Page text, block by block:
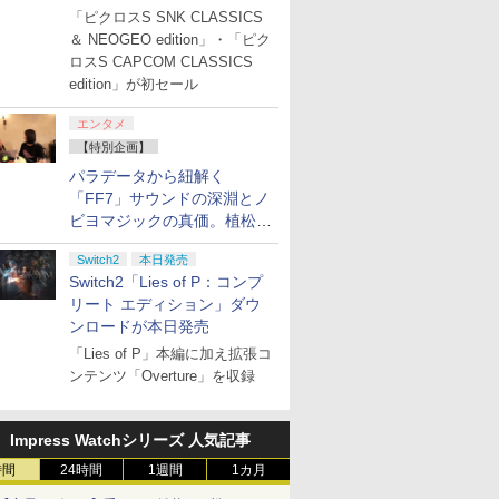
「ジュピターサマーセール
2026」開催
「ピクロスS SNK CLASSICS
＆ NEOGEO edition」・「ピク
ロスS CAPCOM CLASSICS
edition」が初セール
エンタメ
【特別企画】
パラデータから紐解く
「FF7」サウンドの深淵とノ
ビヨマジックの真価。植松伸
夫氏による「ff vol.7」一挙レ
ポート
Switch2 本日発売
Switch2「Lies of P：コンプ
リート エディション」ダウ
ンロードが本日発売
「Lies of P」本編に加え拡張コ
ンテンツ「Overture」を収録
Impress Watchシリーズ 人気記事
24時間 1週間 1カ月